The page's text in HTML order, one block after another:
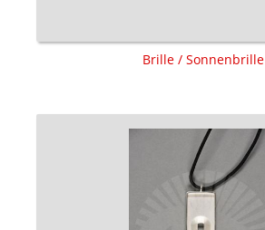
Brille / Sonnenbrille